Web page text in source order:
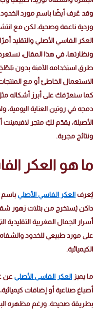
وقد عُرف أيضًا باسم مورد
وردية ناعمة وصحية، لكن مع
العكر الفاسي الأصلي والتقليد
ونظارتها، في هذا المقال،
طرق استخدامه الآمنة بدون
الاستعمال الخاطئ أو مع
كما سنعرّفك على أبرز أشكاله
دمجه في روتين العناية اليومية،
الأصيلة، يقدّم لكِ متجر
ونتائج مجربة.
ما هو العكر
يُعرفالعكر الفاسي الأصليباسم
داكن يُستخرج من بتلات زهور
أسرار الجمال المغربية
على مورد طبيعي للخدود
الكيميائية.
ما يميز العكر الفاسي الأصلي
أصباغ صناعية أو إضافات
بطريقة صحيحة. ورغم مظهره